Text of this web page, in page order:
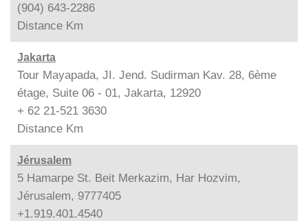
(904) 643-2286
Distance Km
Jakarta
Tour Mayapada, JI. Jend. Sudirman Kav. 28, 6ème
étage, Suite 06 - 01, Jakarta, 12920
+ 62 21-521 3630
Distance Km
Jérusalem
5 Hamarpe St. Beit Merkazim, Har Hozvim,
Jérusalem, 9777405
+1.919.401.4540